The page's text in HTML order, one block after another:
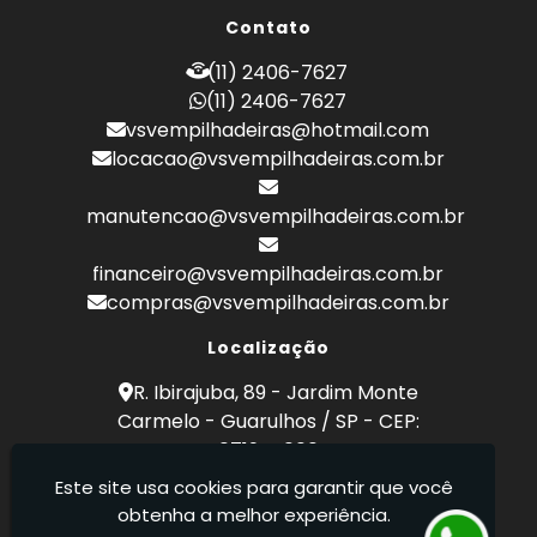
Empilhadeira Hyster
Empilhadeira Hyster Preço
Empilhadeira Locação
Empilhadeira Toyota
Empresa de Empilhadeira
Empresa de Locação de Empilhadeira
Empresa de Manutenção de Empilhadeira
Empresas de Manutenção de Empilhadeiras
Locação de Empilhadeira
Locação de Empilhadeiras Eletricas
Locação Empilhadeira Hyster
Locação Empilhadeira para Hipermercados
Manutenção de Empilhadeiras
Manutenção em Empilhadeiras
Peças de Empilhadeiras
Peças para Empilhadeiras
Contato
(11) 2406-7627
(11) 2406-7627
vsvempilhadeiras@hotmail.com
locacao@vsvempilhadeiras.com.br
manutencao@vsvempilhadeiras.com.br
financeiro@vsvempilhadeiras.com.br
compras@vsvempilhadeiras.com.br
Localização
R. Ibirajuba, 89 - Jardim Monte
Carmelo - Guarulhos / SP - CEP:
07194-000
VSV Empilhadeiras - Venda, locação e
manutenção de empilhadeiras
Este site usa cookies para garantir que você
obtenha a melhor experiência.